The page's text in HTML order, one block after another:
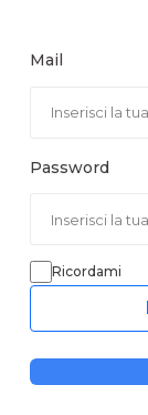
Mail
Password
Ricordami